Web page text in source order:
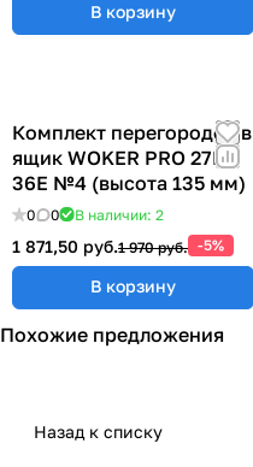
В корзину
Комплект перегородок в
ящик WOKER PRO 27E х
36E №4 (высота 135 мм)
0 0 В наличии: 2
1 871,50 руб.1 970 руб. -5%
В корзину
Похожие предложения
Назад к списку